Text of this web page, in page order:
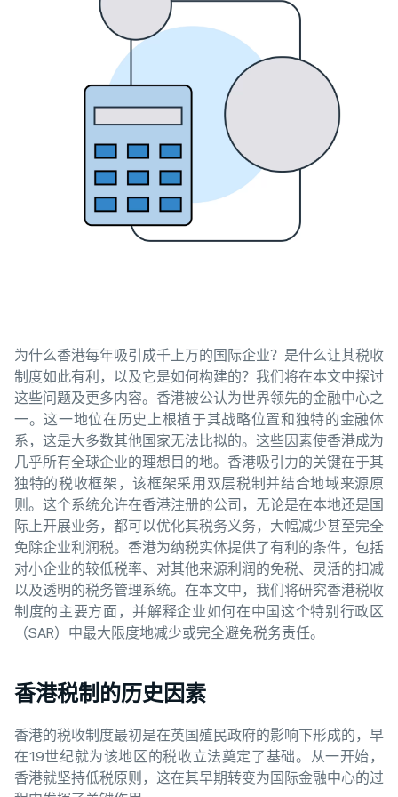
为什么香港每年吸引成千上万的国际企业？是什么让其税收
制度如此有利，以及它是如何构建的？我们将在本文中探讨
这些问题及更多内容。香港被公认为世界领先的金融中心之
一。这一地位在历史上根植于其战略位置和独特的金融体
系，这是大多数其他国家无法比拟的。这些因素使香港成为
几乎所有全球企业的理想目的地。香港吸引力的关键在于其
独特的税收框架，该框架采用双层税制并结合地域来源原
则。这个系统允许在香港注册的公司，无论是在本地还是国
际上开展业务，都可以优化其税务义务，大幅减少甚至完全
免除企业利润税。香港为纳税实体提供了有利的条件，包括
对小企业的较低税率、对其他来源利润的免税、灵活的扣减
以及透明的税务管理系统。在本文中，我们将研究香港税收
制度的主要方面，并解释企业如何在中国这个特别行政区
（SAR）中最大限度地减少或完全避免税务责任。
香港税制的历史因素
香港的税收制度最初是在英国殖民政府的影响下形成的，早
在19世纪就为该地区的税收立法奠定了基础。从一开始，
香港就坚持低税原则，这在其早期转变为国际金融中心的过